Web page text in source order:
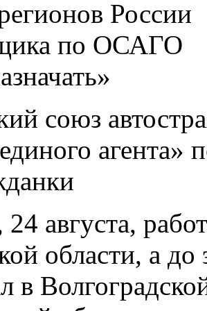
союз
агента»
августа,
области, а
в